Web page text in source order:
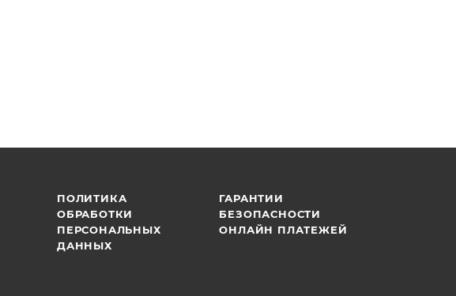
ПОЛИТИКА
ОБРАБОТКИ
ПЕРСОНАЛЬНЫХ
ДАННЫХ
ГАРАНТИИ
БЕЗОПАСНОСТИ
ОНЛАЙН ПЛАТЕЖЕЙ